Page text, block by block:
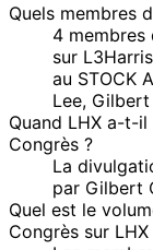
Quels membres
4 membres
sur
au STOCK
Lee,
Quand LHX a-t-
Congrès ?
La
par Gilbert
Quel est le
Congrès sur LHX